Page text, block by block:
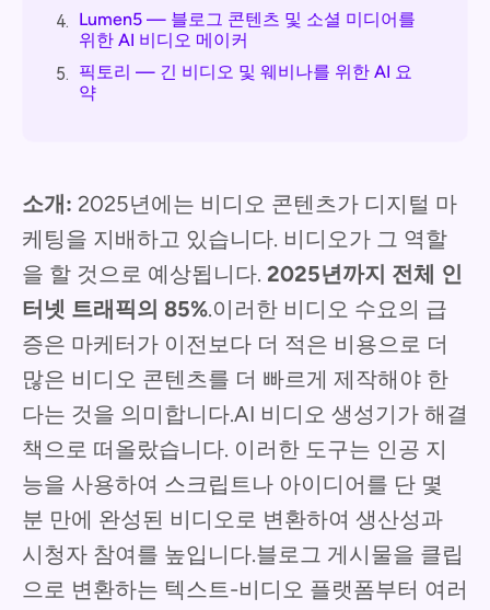
4. Lumen5 — 블로그 콘텐츠 및 소셜 미디어를
위한 AI 비디오 메이커
5. 픽토리 — 긴 비디오 및 웨비나를 위한 AI 요
약
소개: 2025년에는 비디오 콘텐츠가 디지털 마
케팅을 지배하고 있습니다. 비디오가 그 역할
을 할 것으로 예상됩니다. 2025년까지 전체 인
터넷 트래픽의 85%.이러한 비디오 수요의 급
증은 마케터가 이전보다 더 적은 비용으로 더
많은 비디오 콘텐츠를 더 빠르게 제작해야 한
다는 것을 의미합니다.AI 비디오 생성기가 해결
책으로 떠올랐습니다. 이러한 도구는 인공 지
능을 사용하여 스크립트나 아이디어를 단 몇
분 만에 완성된 비디오로 변환하여 생산성과
시청자 참여를 높입니다.블로그 게시물을 클립
으로 변환하는 텍스트-비디오 플랫폼부터 여러